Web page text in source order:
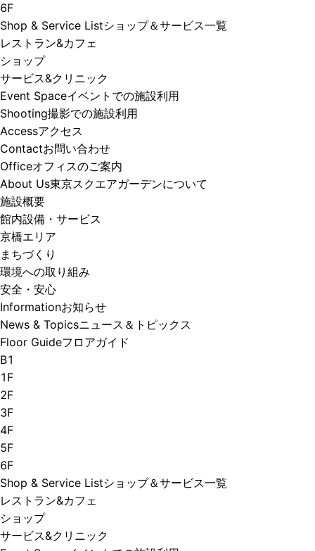
6F
Shop & Service Listショップ＆サービス一覧
レストラン&カフェ
ショップ
サービス&クリニック
Event Spaceイベントでの施設利用
Shooting撮影での施設利用
Accessアクセス
Contactお問い合わせ
Officeオフィスのご案内
About Us東京スクエアガーデンについて
施設概要
館内設備・サービス
京橋エリア
まちづくり
環境への取り組み
安全・安心
Informationお知らせ
News & Topicsニュース＆トピックス
Floor Guideフロアガイド
B1
1F
2F
3F
4F
5F
6F
Shop & Service Listショップ＆サービス一覧
レストラン&カフェ
ショップ
サービス&クリニック